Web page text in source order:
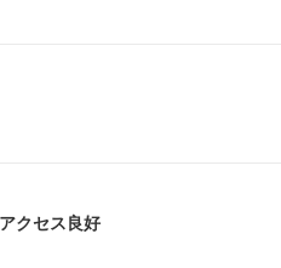
クセス良好